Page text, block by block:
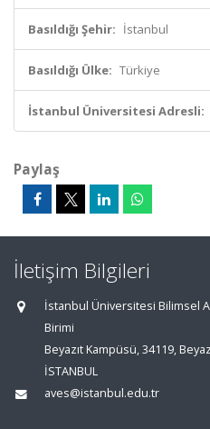
Basıldığı Şehir: İstanbul
Basıldığı Ülke: Türkiye
İstanbul Üniversitesi Adresli:
Paylaş
İletişim Bilgileri
İstanbul Üniversitesi Bilimsel
Birimi
Beyazıt Kampüsü, 34119,
İSTANBUL
aves@istanbul.edu.tr